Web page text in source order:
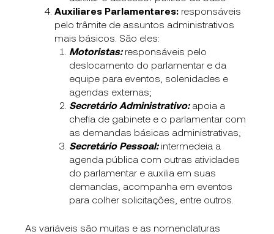
Auxiliares Parlamentares: responsáveis
pelo trâmite de assuntos administrativos
mais básicos. São eles:
Motoristas:responsáveis pelo
deslocamento do parlamentar e da
equipe para eventos, solenidades e
agendas externas;
Secretário Administrativo: apoia a
chefia de gabinete e o parlamentar com
as demandas básicas administrativas;
Secretário Pessoal: intermedeia a
agenda pública com outras atividades
do parlamentar e auxilia em suas
demandas, acompanha em eventos
para colher solicitações, entre outros.
As variáveis são muitas e as nomenclaturas